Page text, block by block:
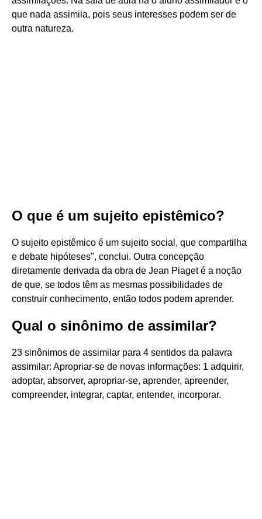
que nada assimila, pois seus interesses podem ser de
outra natureza.
O que é um sujeito epistêmico?
O sujeito epistêmico é um sujeito social, que compartilha
e debate hipóteses", conclui. Outra concepção
diretamente derivada da obra de Jean Piaget é a noção
de que, se todos têm as mesmas possibilidades de
construir conhecimento, então todos podem aprender.
Qual o sinônimo de assimilar?
23 sinônimos de assimilar para 4 sentidos da palavra
assimilar: Apropriar-se de novas informações: 1 adquirir,
adoptar, absorver, apropriar-se, aprender, apreender,
compreender, integrar, captar, entender, incorporar.